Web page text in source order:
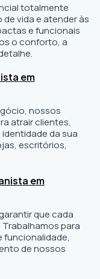
totalmente
vida e atender às
e funcionais
o conforto, a
em
, nossos
atrair clientes,
da sua
escritórios,
em
que cada
para
funcionalidade,
de nossos